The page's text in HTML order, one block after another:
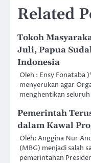
Related
Tokoh
Juli, Papua
Indonesia
Oleh : Ensy Fonataba
menyerukan agar
menghentikan
Pemerintah
dalam Kawal
Oleh: Anggina Nur
(MBG) menjadi salah
pemerintahan